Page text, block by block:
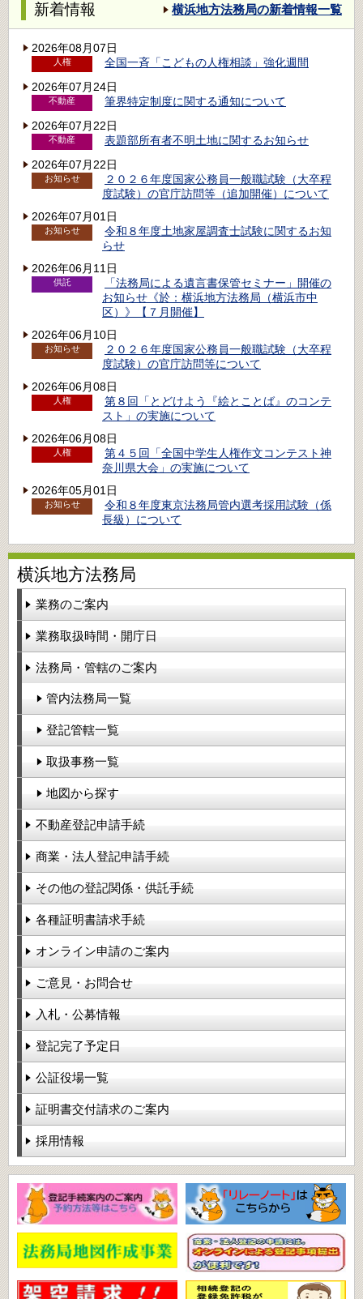
横浜地方法務局の新着情報一覧
新着情報
2026年08月07日
人権
全国一斉「こどもの人権相談」強化週間
2026年07月24日
不動産
筆界特定制度に関する通知について
2026年07月22日
不動産
表題部所有者不明土地に関するお知らせ
2026年07月22日
お知らせ
２０２６年度国家公務員一般職試験（大卒程
度試験）の官庁訪問等（追加開催）について
2026年07月01日
お知らせ
令和８年度土地家屋調査士試験に関するお知
らせ
2026年06月11日
供託
「法務局による遺言書保管セミナー」開催の
お知らせ《於：横浜地方法務局（横浜市中
区）》【７月開催】
2026年06月10日
お知らせ
２０２６年度国家公務員一般職試験（大卒程
度試験）の官庁訪問等について
2026年06月08日
人権
第８回「とどけよう『絵とことば』のコンテ
スト」の実施について
2026年06月08日
人権
第４５回「全国中学生人権作文コンテスト神
奈川県大会」の実施について
2026年05月01日
お知らせ
令和８年度東京法務局管内選考採用試験（係
長級）について
横浜地方法務局
業務のご案内
業務取扱時間・開庁日
法務局・管轄のご案内
管内法務局一覧
登記管轄一覧
取扱事務一覧
地図から探す
不動産登記申請手続
商業・法人登記申請手続
その他の登記関係・供託手続
各種証明書請求手続
オンライン申請のご案内
ご意見・お問合せ
入札・公募情報
登記完了予定日
公証役場一覧
証明書交付請求のご案内
採用情報